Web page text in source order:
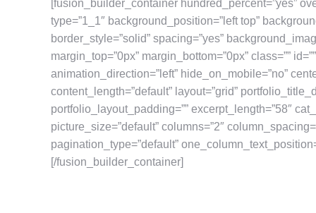
[fusion_builder_container hundred_percent=”yes”
type=”1_1″ background_position=”left top”
border_style=”solid” spacing=”yes”
margin_top=”0px” margin_bottom=”0px” class=””
animation_direction=”left” hide_on_mobile=”no”
content_length=”default” layout=”grid”
portfolio_layout_padding=”” excerpt_length=”58″
picture_size=”default” columns=”2″
pagination_type=”default”
[/fusion_builder_container]